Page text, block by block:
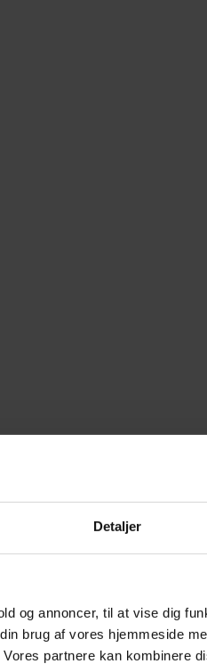
Detaljer
og annoncer, til at vise dig
brug af vores hjemmeside
partnere kan kombinere